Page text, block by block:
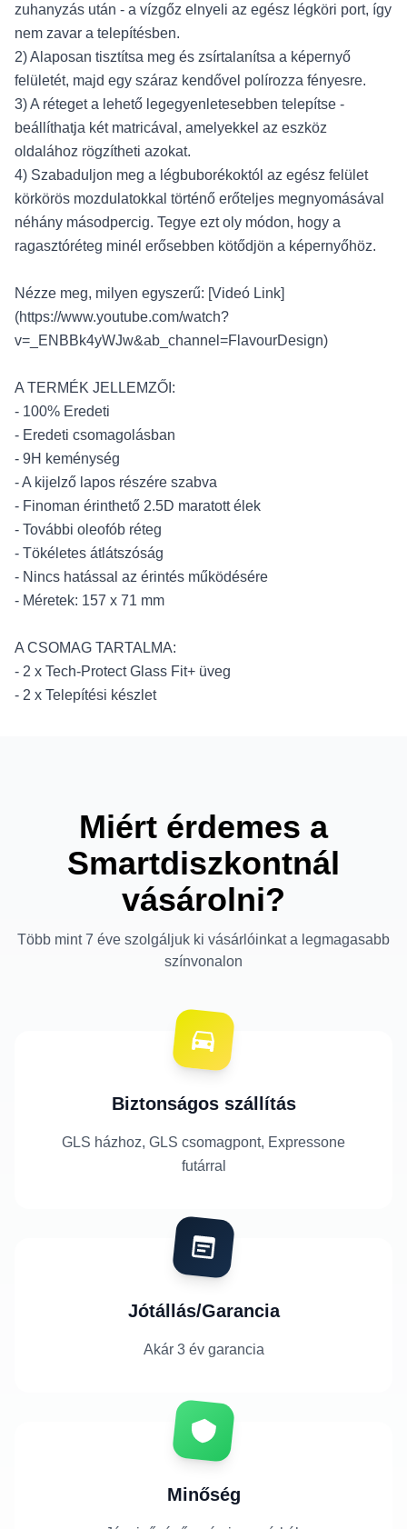
zuhanyzás után - a vízgőz elnyeli az egész légköri port, így
nem zavar a telepítésben.
2) Alaposan tisztítsa meg és zsírtalanítsa a képernyő
felületét, majd egy száraz kendővel polírozza fényesre.
3) A réteget a lehető legegyenletesebben telepítse -
beállíthatja két matricával, amelyekkel az eszköz
oldalához rögzítheti azokat.
4) Szabaduljon meg a légbuborékoktól az egész felület
körkörös mozdulatokkal történő erőteljes megnyomásával
néhány másodpercig. Tegye ezt oly módon, hogy a
ragasztóréteg minél erősebben kötődjön a képernyőhöz.
Nézze meg, milyen egyszerű: [Videó Link]
(https://www.youtube.com/watch?
v=_ENBBk4yWJw&ab_channel=FlavourDesign)
A TERMÉK JELLEMZŐI:
- 100% Eredeti
- Eredeti csomagolásban
- 9H keménység
- A kijelző lapos részére szabva
- Finoman érinthető 2.5D maratott élek
- További oleofób réteg
- Tökéletes átlátszóság
- Nincs hatással az érintés működésére
- Méretek: 157 x 71 mm
A CSOMAG TARTALMA:
- 2 x Tech-Protect Glass Fit+ üveg
- 2 x Telepítési készlet
Miért érdemes a
Smartdiszkontnál
vásárolni?
Több mint 7 éve szolgáljuk ki vásárlóinkat a legmagasabb
színvonalon
Biztonságos szállítás
GLS házhoz, GLS csomagpont, Expressone
futárral
Jótállás/Garancia
Akár 3 év garancia
Minőség